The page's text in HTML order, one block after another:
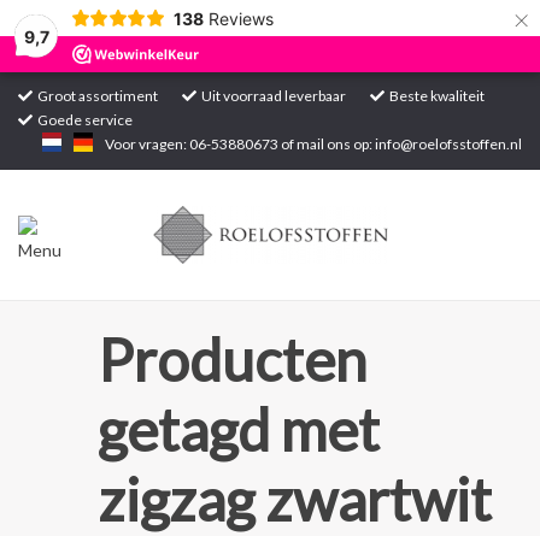
9,7
138 Reviews ×
Groot assortiment Uit voorraad leverbaar
Beste kwaliteit
Goede service
Voor vragen: 06-53880673 of mail ons op:info@roelofsstoffen.nl
Home
Producten
getagd met
zigzag zwartwit